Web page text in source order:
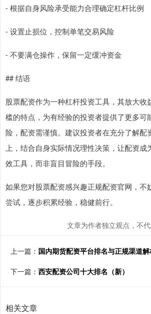
- 根据自身风险承受能力合理确定杠杆比例
- 设置止损位，控制单笔交易风险
- 不要满仓操作，保留一定缓冲资金
## 结语
股票配资作为一种杠杆投资工具，其放大收
槛的特点，为有经验的投资者提供了更多可
险，配资需谨慎。建议投资者在充分了解配
上，结合自身实际情况理性决策，让配资
效工具，而非盲目冒险的手段。
如果您对股票配资感兴趣正规配资官网，不
尝试，逐步积累经验，稳健前行。
文章为作者独立观点，不
上一篇： 国内期货配资平台排名与正规渠道
下一篇： 西安配资公司十大排名（新）
相关文章